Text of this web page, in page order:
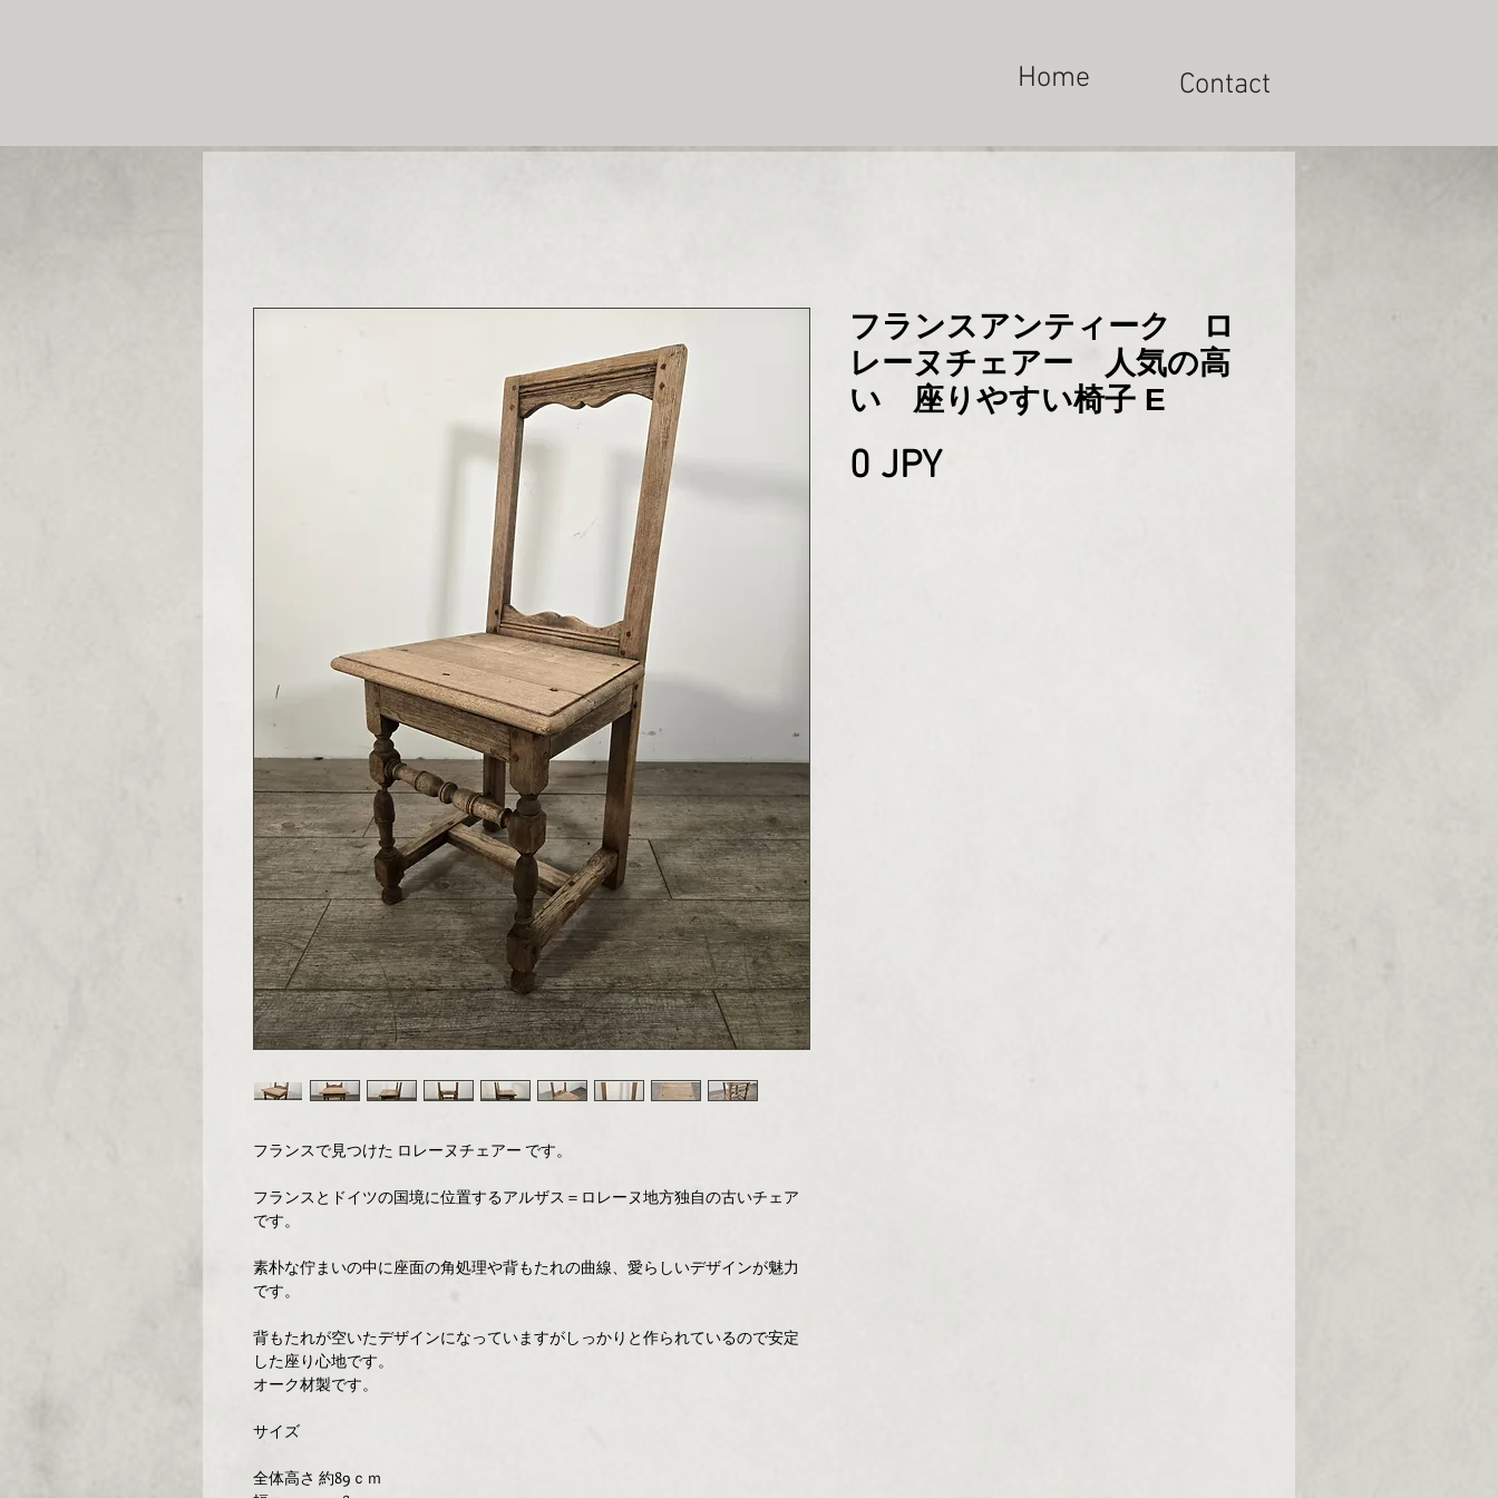
Home Contact
フランスで見つけた ロレーヌチェアー です。
フランスとドイツの国境に位置するアルザス＝ロレーヌ地方独自の古いチェア
です。
素朴な佇まいの中に座面の角処理や背もたれの曲線、愛らしいデザインが魅力
です。
背もたれが空いたデザインになっていますがしっかりと作られているので安定
した座り心地です。
オーク材製です。
サイズ
全体高さ 約89ｃｍ
フランスアンティーク ロ
レーヌチェアー 人気の高
い 座りやすい椅子 E
0 JPYPrix